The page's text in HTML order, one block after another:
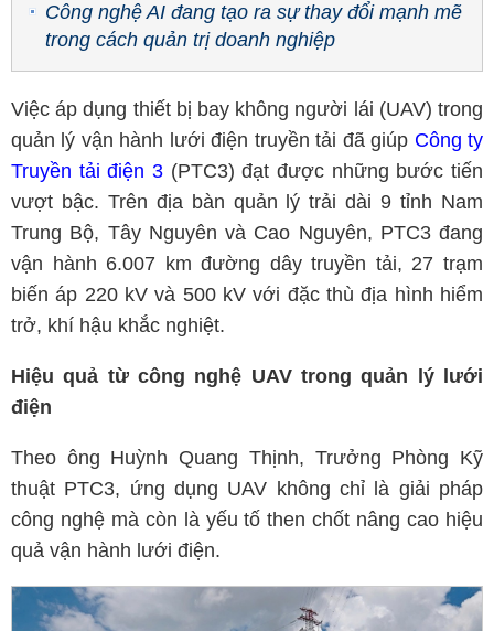
Công nghệ AI đang tạo ra sự thay đổi mạnh mẽ
trong cách quản trị doanh nghiệp
Việc áp dụng thiết bị bay không người lái (UAV) trong
quản lý vận hành lưới điện truyền tải đã giúp Công ty
Truyền tải điện 3 (PTC3) đạt được những bước tiến
vượt bậc. Trên địa bàn quản lý trải dài 9 tỉnh Nam
Trung Bộ, Tây Nguyên và Cao Nguyên, PTC3 đang
vận hành 6.007 km đường dây truyền tải, 27 trạm
biến áp 220 kV và 500 kV với đặc thù địa hình hiểm
trở, khí hậu khắc nghiệt.
Hiệu quả từ công nghệ UAV trong quản lý lưới
điện
Theo ông Huỳnh Quang Thịnh, Trưởng Phòng Kỹ
thuật PTC3, ứng dụng UAV không chỉ là giải pháp
công nghệ mà còn là yếu tố then chốt nâng cao hiệu
quả vận hành lưới điện.